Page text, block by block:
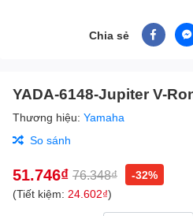
Chia sẻ
YADA-6148-Jupiter V-
Thương hiệu: Yamaha
So sánh
51.746₫ 76.348₫
-32%
(Tiết kiệm: 24.602₫)